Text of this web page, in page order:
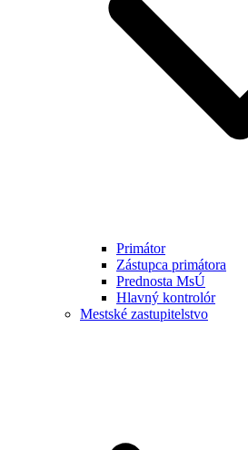
Primátor
Zástupca primátora
Prednosta MsÚ
Hlavný kontrolór
Mestské zastupitelstvo